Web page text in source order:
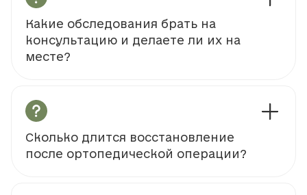
Какие обследования брать на
консультацию и делаете ли их на
месте?
Сколько длится восстановление
после ортопедической операции?